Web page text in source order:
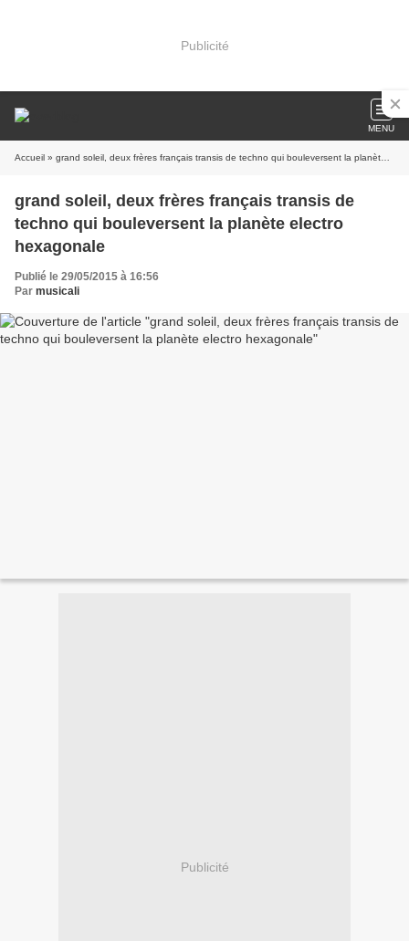
Publicité
MENU
Accueil » grand soleil, deux frères français transis de techno qui bouleversent la planète electro hexagonale
grand soleil, deux frères français transis de
techno qui bouleversent la planète electro
hexagonale
Publié le 29/05/2015 à 16:56
Par musicali
Publicité